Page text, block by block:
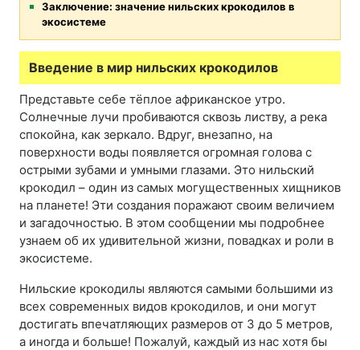
Заключение: значение нильских крокодилов в
экосистеме
Введение в мир нильских крокодилов
Представьте себе тёплое африканское утро.
Солнечные лучи пробиваются сквозь листву, а река
спокойна, как зеркало. Вдруг, внезапно, на
поверхности воды появляется огромная голова с
острыми зубами и умными глазами. Это нильский
крокодил – один из самых могущественных хищников
на планете! Эти создания поражают своим величием
и загадочностью. В этом сообщении мы подробнее
узнаем об их удивительной жизни, повадках и роли в
экосистеме.
Нильские крокодилы являются самыми большими из
всех современных видов крокодилов, и они могут
достигать впечатляющих размеров от 3 до 5 метров,
а иногда и больше! Пожалуй, каждый из нас хотя бы